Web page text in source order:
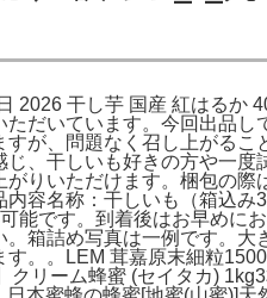
2026 干し芋 国産 紅はるか
だいています。今回出品し
が、問題なく召し上がるこ
、干しいも好きの方や一度
りいただけます。梱包の際
容名称：干しいも（箱込み
能です。到着後はお早めに
箱詰め写真は一例です。大
す。。LEM 茸嘉原末細粒
リーム蜂蜜 (セイタカ)